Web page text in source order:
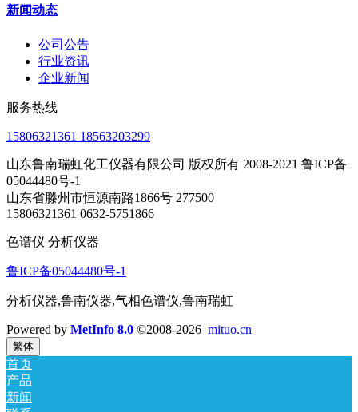
新闻动态
公司公告
行业资讯
企业新闻
服务热线
15806321361 18563203299
山东鲁南瑞虹化工仪器有限公司 版权所有 2008-2021 鲁ICP备
05044480号-1
山东省滕州市恒源南路1866号 277500
15806321361 0632-5751866
色谱仪 分析仪器
鲁ICP备05044480号-1
分析仪器,鲁南仪器,气相色谱仪,鲁南瑞虹
Powered by MetInfo 8.0 ©2008-2026 mituo.cn
繁体
首页
产品
新闻